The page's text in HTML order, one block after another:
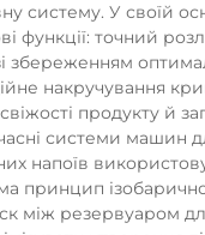
систему. У своїй
функції: точний
збереженням
накручування
продукту й
системи машин
напоїв
принцип
між резервуаром